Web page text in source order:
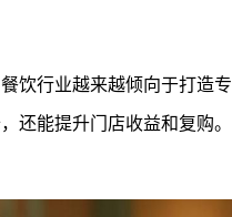
饮行业越来越倾向于打造专
还能提升门店收益和复购。